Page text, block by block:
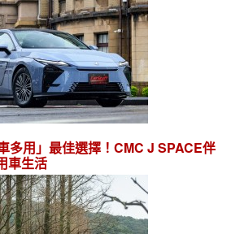
多用」最佳選擇！CMC J SPACE伴
車生活